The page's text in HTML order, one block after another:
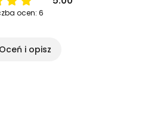
ocen: 6
Oceń i opisz